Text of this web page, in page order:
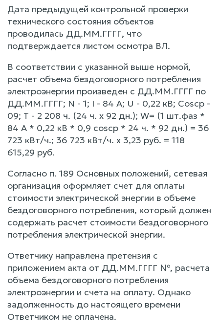
Дата предыдущей контрольной проверки
технического состояния объектов
проводилась ДД.ММ.ГГГГ, что
подтверждается листом осмотра ВЛ.
В соответствии с указанной выше нормой,
расчет объема бездоговорного потребления
электроэнергии произведен с ДД.ММ.ГГГГ по
ДД.ММ.ГГГГ; N - 1; I - 84 А; U - 0,22 кВ; Coscp -
09; Т - 2 208 ч. (24 ч. х 92 дн.); W= (1 шт.фаз *
84 A * 0,22 кВ * 0,9 coscp * 24 ч. * 92 дн.) = 36
723 кВт/ч.; 36 723 кВт/ч. х 3,23 руб. = 118
615,29 руб.
Согласно п. 189 Основных положений, сетевая
организация оформляет счет для оплаты
стоимости электрической энергии в объеме
бездоговорного потребления, который должен
содержать расчет стоимости бездоговорного
потребления электрической энергии.
Ответчику направлена претензия с
приложением акта от ДД.ММ.ГГГГ №, расчета
объема бездоговорного потребления
электроэнергии и счета на оплату. Однако
задолженность до настоящего времени
Ответчиком не оплачена.